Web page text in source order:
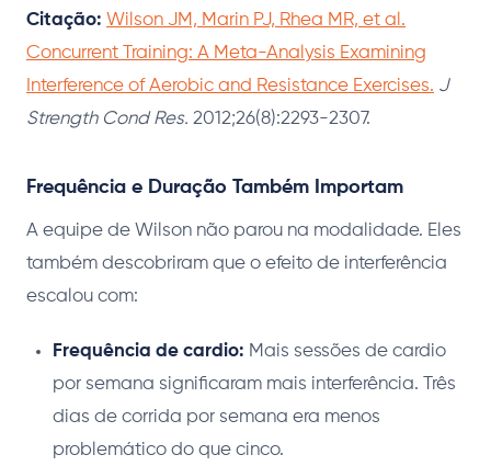
Citação: Wilson JM, Marin PJ, Rhea MR, et al.
Concurrent Training: A Meta-Analysis Examining
Interference of Aerobic and Resistance Exercises. J
Strength Cond Res. 2012;26(8):2293-2307.
Frequência e Duração Também Importam
A equipe de Wilson não parou na modalidade. Eles
também descobriram que o efeito de interferência
escalou com:
Frequência de cardio: Mais sessões de cardio
por semana significaram mais interferência. Três
dias de corrida por semana era menos
problemático do que cinco.